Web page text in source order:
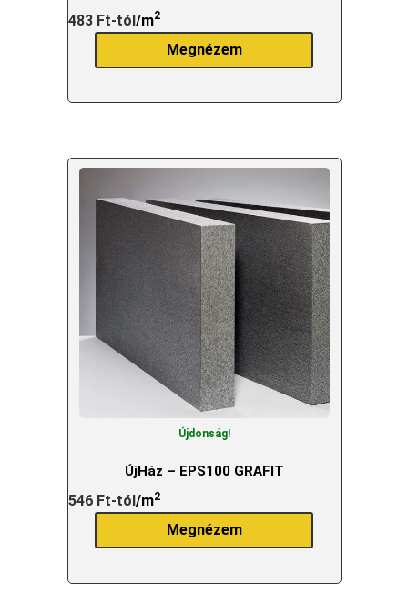
483 Ft-tól/m2
Megnézem
Újdonság!
ÚjHáz – EPS100 GRAFIT
546 Ft-tól/m2
Megnézem